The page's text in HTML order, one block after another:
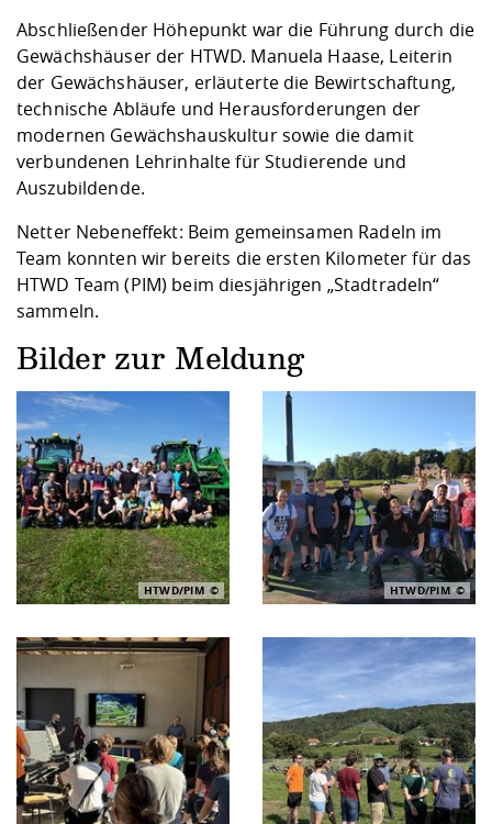
Abschließender Höhepunkt war die Führung durch die
Gewächshäuser der HTWD. Manuela Haase, Leiterin
der Gewächshäuser, erläuterte die Bewirtschaftung,
technische Abläufe und Herausforderungen der
modernen Gewächshauskultur sowie die damit
verbundenen Lehrinhalte für Studierende und
Auszubildende.
Netter Nebeneffekt: Beim gemeinsamen Radeln im
Team konnten wir bereits die ersten Kilometer für das
HTWD Team (PIM) beim diesjährigen „Stadtradeln“
sammeln.
Bilder zur Meldung
HTWD/PIM HTWD/PIM